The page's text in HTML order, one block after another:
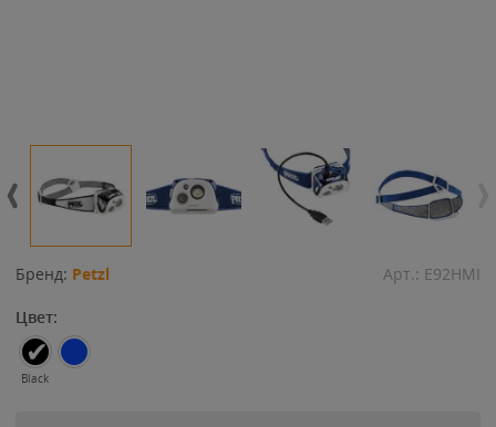
Бренд: Petzl Арт.: E92HMI
Цвет:
Black